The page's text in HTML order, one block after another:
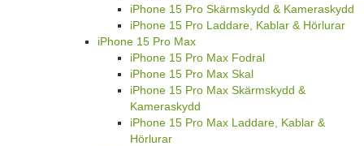
iPhone 15 Pro Skärmskydd & Kameraskydd
iPhone 15 Pro Laddare, Kablar & Hörlurar
iPhone 15 Pro Max
iPhone 15 Pro Max Fodral
iPhone 15 Pro Max Skal
iPhone 15 Pro Max Skärmskydd &
Kameraskydd
iPhone 15 Pro Max Laddare, Kablar &
Hörlurar